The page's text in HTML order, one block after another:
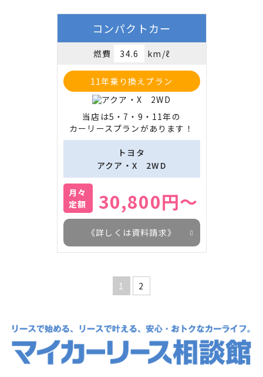
コンパクトカー
燃費 34.6 km/ℓ
11年乗り換えプラン
当店は5・7・9・11年の
カーリースプランがあります！
トヨタ
アクア・X　2WD
月々
定額
30,800円～
《詳しくは資料請求》
1 2